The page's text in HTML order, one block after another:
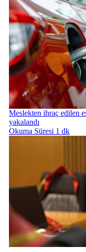
Meslekten ihraç edilen
yakalandı
Okuma Süresi 1 dk